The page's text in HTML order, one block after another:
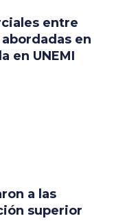
entre
en
en UNEMI
a las
superior